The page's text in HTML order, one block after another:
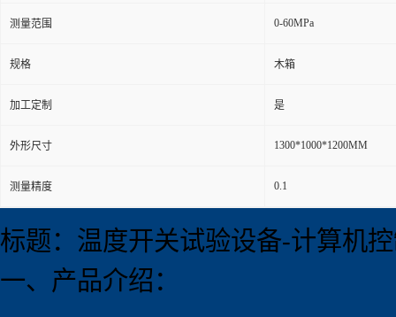
测量范围 0-60MPa
规格 木箱
加工定制 是
外形尺寸 1300*1000*1200MM
测量精度 0.1
标题：温度开关试验设备-计算机
一、产品介绍：